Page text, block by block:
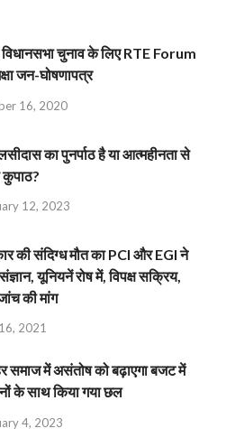
विधानसभा चुनाव के लिए RTE Forum
जन-घोषणापत्र
16, 2020
का पुनर्पाठ है या आत्महीनता से
12, 2023
की संदिग्ध मौत का PCI और EGI ने
यूनियनें रोष में, विपक्ष सक्रिय,
की मांग
2021
समाज में असंतोष को बढ़ाएगा बजट में
के साथ किया गया छल
4, 2023